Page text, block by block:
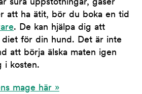
sura uppstötningar, gaser
att ha ätit, bör du boka en tid
. De kan hjälpa dig att
diet för din hund. Det är inte
att börja älska maten igen
i kosten.
mage här »